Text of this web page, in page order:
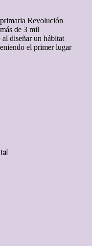
Revolución
de 3 mil
diseñar un hábitat
el primer lugar